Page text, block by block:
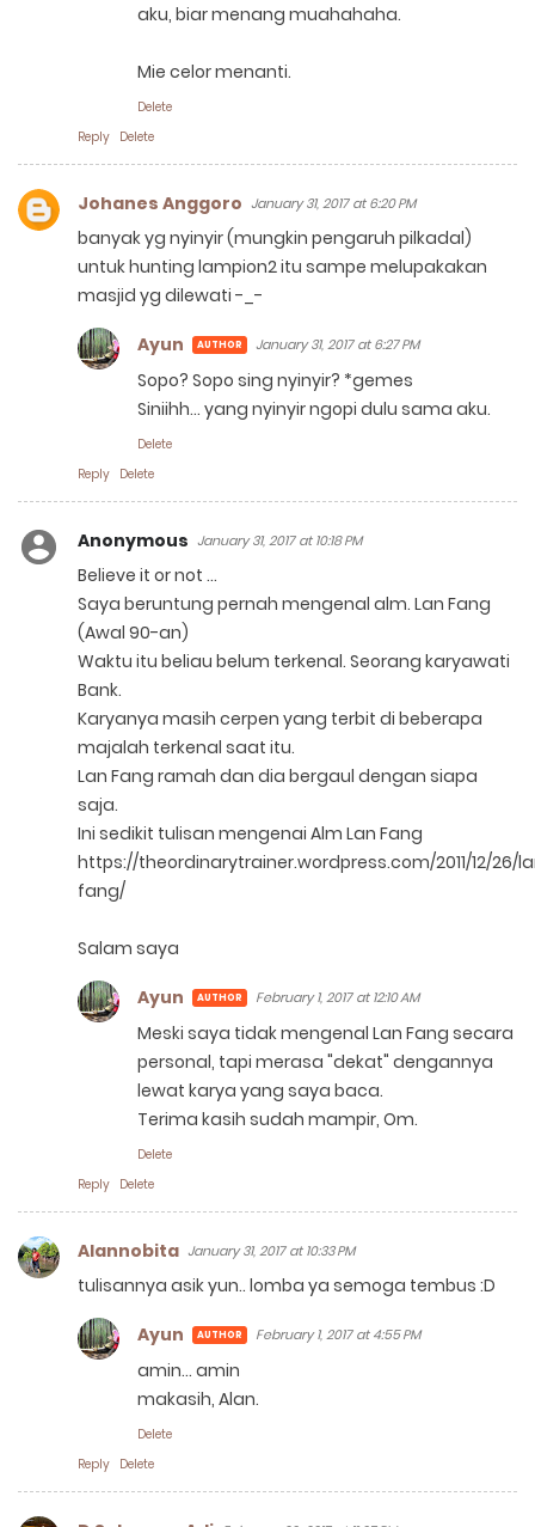
Reply Delete
aku, biar menang muahahaha.
Mie celor menanti.
Delete
Johanes Anggoro January 31, 2017 at 6:20 PM
banyak yg nyinyir (mungkin pengaruh pilkadal)
untuk hunting lampion2 itu sampe melupakakan
masjid yg dilewati -_-
Reply Delete
Ayun January 31, 2017 at 6:27 PM
Sopo? Sopo sing nyinyir? *gemes
Siniihh... yang nyinyir ngopi dulu sama aku.
Delete
Anonymous January 31, 2017 at 10:18 PM
Believe it or not ...
Saya beruntung pernah mengenal alm. Lan Fang
(Awal 90-an)
Waktu itu beliau belum terkenal. Seorang karyawati
Bank.
Karyanya masih cerpen yang terbit di beberapa
majalah terkenal saat itu.
Lan Fang ramah dan dia bergaul dengan siapa
saja.
Ini sedikit tulisan mengenai Alm Lan Fang
https://theordinarytrainer.wordpress.com/2011/12/26/
fang/
Salam saya
Reply Delete
Ayun February 1, 2017 at 12:10 AM
Meski saya tidak mengenal Lan Fang secara
personal, tapi merasa "dekat" dengannya
lewat karya yang saya baca.
Terima kasih sudah mampir, Om.
Delete
Alannobita January 31, 2017 at 10:33 PM
tulisannya asik yun.. lomba ya semoga tembus :D
Reply Delete
Ayun February 1, 2017 at 4:55 PM
amin... amin
makasih, Alan.
Delete